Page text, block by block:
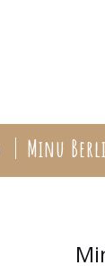
Minu